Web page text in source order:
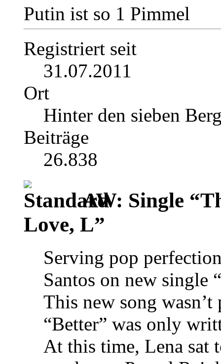
Putin ist so 1 Pimmel
Registriert seit
31.07.2011
Ort
Hinter den sieben
Beiträge
26.838
AW: Single
Love, L”
Serving pop
Santos on new single
This new song
“Better” was only
At this time, Lena sat